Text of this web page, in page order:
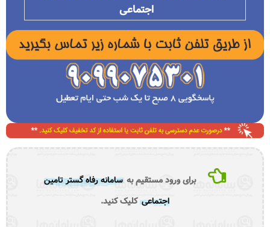
اجتماعی
برای ورود مستقیم به سامانه رفاه گستر تامین
اجتماعیکلیک کنید.